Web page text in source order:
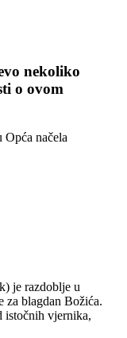
nekoliko
o ovom
Opća načela
je razdoblje u
blagdan Božića.
istočnih vjernika,